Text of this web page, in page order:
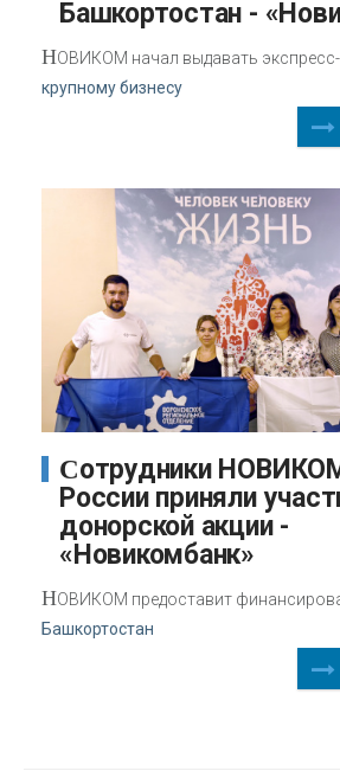
Башкортостан -
НОВИКОМ начал выдавать экспресс-
крупному бизнесу
Сотрудники НОВИКОМа по всей
России приняли
донорской акции -
«Новикомбанк»
НОВИКОМ предоставит
Башкортостан